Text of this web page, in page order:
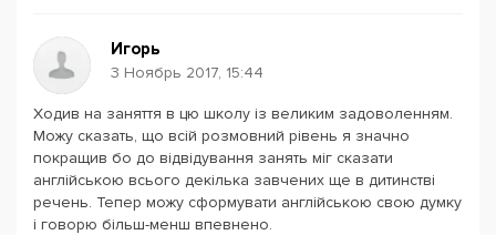
Игорь
3 Ноябрь 2017, 15:44
Ходив на заняття в цю школу із великим задоволенням.
Можу сказать, що всій розмовний рівень я значно
покращив бо до відвідування занять міг сказати
англійською всього декілька завчених ще в дитинстві
речень. Тепер можу сформувати англійською свою думку
і говорю більш-менш впевнено.